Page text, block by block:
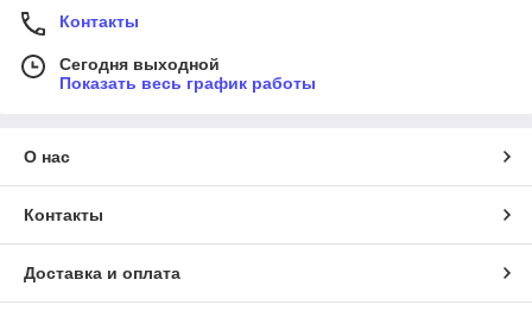
Контакты
Сегодня выходной
Показать весь график работы
О нас
Контакты
Доставка и оплата